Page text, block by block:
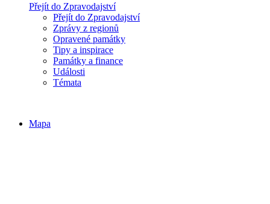
Přejít do Zpravodajství
Přejít do Zpravodajství
Zprávy z regionů
Opravené památky
Tipy a inspirace
Památky a finance
Události
Témata
Mapa